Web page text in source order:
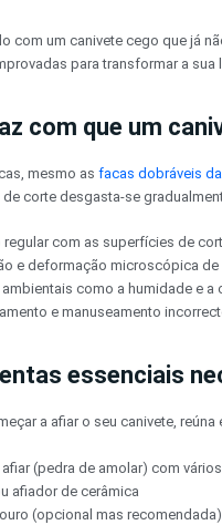
com um canivete cego que já
para transformar a
com que um
mesmo as facas dobráveis
de corte desgasta-se
regular com as superfícies de
e deformação microscópica de
como a humidade e a
e manuseamento
essenciais
a afiar o seu canivete,
afiar (pedra de amolar) com
afiador de cerâmica
(opcional mas recomendada)